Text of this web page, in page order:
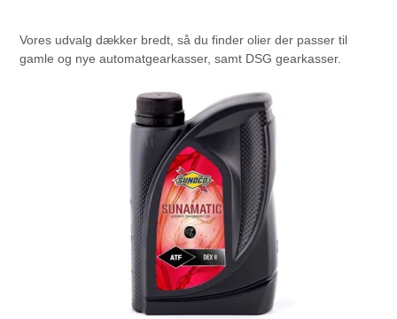
Vores udvalg dækker bredt, så du finder olier der passer til
gamle og nye automatgearkasser, samt DSG gearkasser.